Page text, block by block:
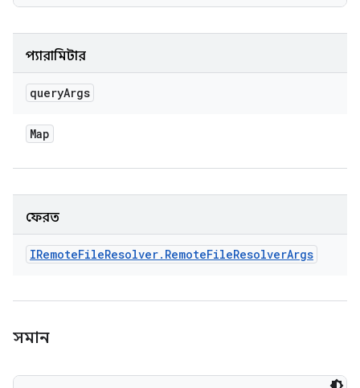
প্যারামিটার
queryArgs
Map
ফেরত
IRemoteFileResolver. RemoteFileResolverArgs
সমান